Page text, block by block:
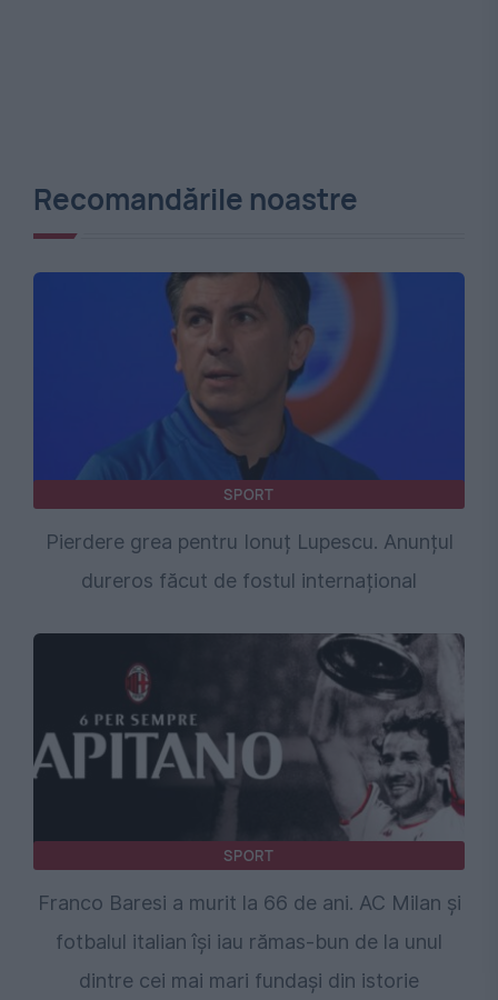
Recomandările noastre
SPORT
Pierdere grea pentru Ionuț Lupescu. Anunțul
dureros făcut de fostul internațional
SPORT
Franco Baresi a murit la 66 de ani. AC Milan și
fotbalul italian își iau rămas-bun de la unul
dintre cei mai mari fundași din istorie